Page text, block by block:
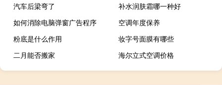
汽车后梁弯了
补水润肤霜哪一种好
如何消除电脑弹窗广告程序
空调年度保养
粉底是什么作用
妆字号面膜有哪些
二月能否搬家
海尔立式空调价格